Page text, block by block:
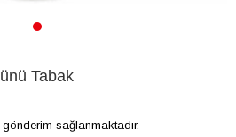
Tabak
sağlanmaktadır.